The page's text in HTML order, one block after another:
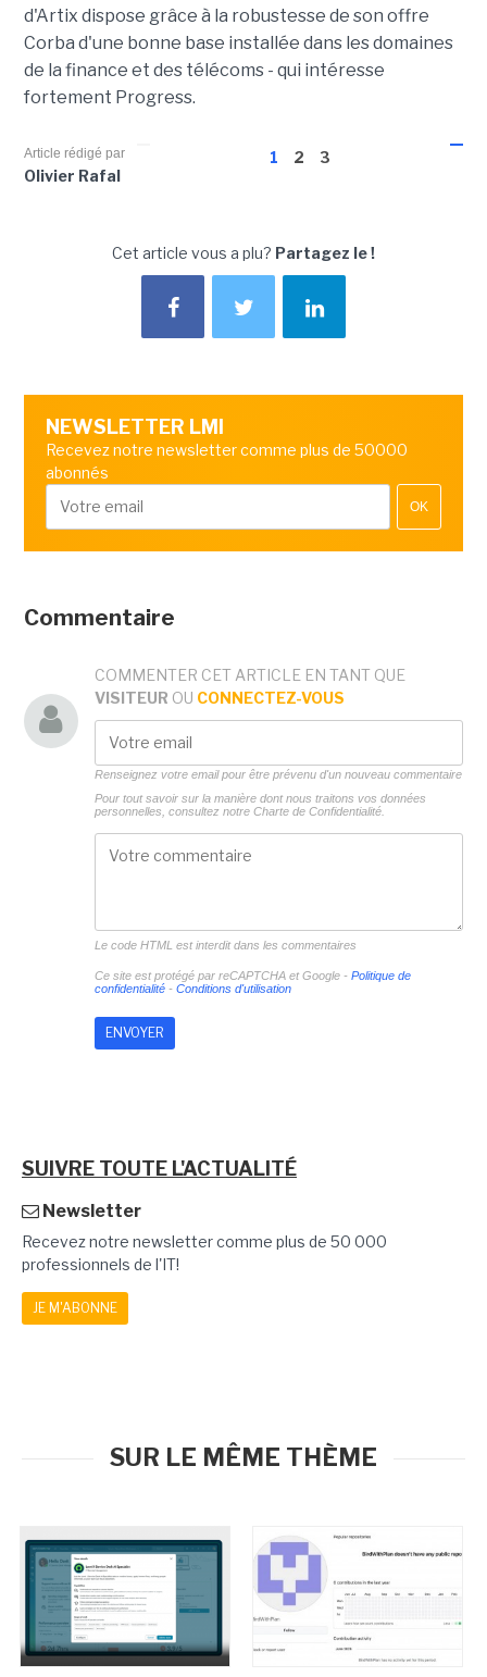
d'Artix dispose grâce à la robustesse de son offre
Corba d'une bonne base installée dans les domaines
de la finance et des télécoms - qui intéresse
fortement Progress.
1 2 3
Article rédigé par
Olivier Rafal
Cet article vous a plu? Partagez le !
NEWSLETTER LMI
Recevez notre newsletter comme plus de 50000
abonnés
OK
Commentaire
COMMENTER CET ARTICLE EN TANT QUE
VISITEUR OU CONNECTEZ-VOUS
Renseignez votre email pour être prévenu d'un nouveau commentaire
Pour tout savoir sur la manière dont nous traitons vos données
personnelles, consultez notre Charte de Confidentialité.
Le code HTML est interdit dans les commentaires
Ce site est protégé par reCAPTCHA et Google - Politique de
confidentialité- Conditions d'utilisation
SUIVRE TOUTE L'ACTUALITÉ
Newsletter
Recevez notre newsletter comme plus de 50 000
professionnels de l'IT!
JE M'ABONNE
SUR LE MÊME THÈME